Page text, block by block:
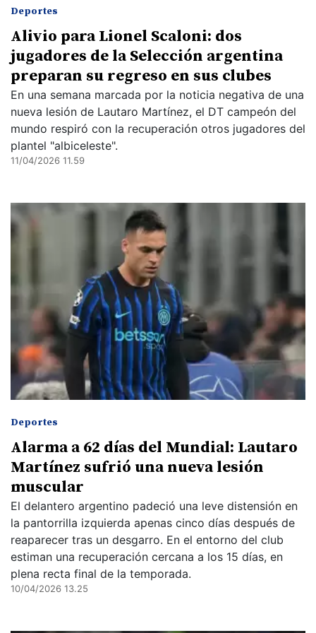
Deportes
Alivio para Lionel Scaloni: dos
jugadores de la Selección argentina
preparan su regreso en sus clubes
En una semana marcada por la noticia negativa de una
nueva lesión de Lautaro Martínez, el DT campeón del
mundo respiró con la recuperación otros jugadores del
plantel "albiceleste".
11/04/2026 11.59
Deportes
Alarma a 62 días del Mundial: Lautaro
Martínez sufrió una nueva lesión
muscular
El delantero argentino padeció una leve distensión en
la pantorrilla izquierda apenas cinco días después de
reaparecer tras un desgarro. En el entorno del club
estiman una recuperación cercana a los 15 días, en
plena recta final de la temporada.
10/04/2026 13.25